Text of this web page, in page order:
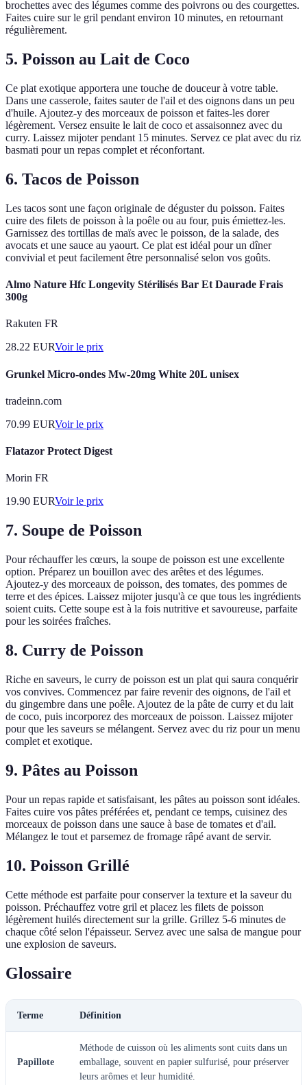
brochettes avec des légumes comme des poivrons ou des courgettes.
Faites cuire sur le gril pendant environ 10 minutes, en retournant
régulièrement.
5. Poisson au Lait de Coco
Ce plat exotique apportera une touche de douceur à votre table.
Dans une casserole, faites sauter de l'ail et des oignons dans un peu
d'huile. Ajoutez-y des morceaux de poisson et faites-les dorer
légèrement. Versez ensuite le lait de coco et assaisonnez avec du
curry. Laissez mijoter pendant 15 minutes. Servez ce plat avec du riz
basmati pour un repas complet et réconfortant.
6. Tacos de Poisson
Les tacos sont une façon originale de déguster du poisson. Faites
cuire des filets de poisson à la poêle ou au four, puis émiettez-les.
Garnissez des tortillas de maïs avec le poisson, de la salade, des
avocats et une sauce au yaourt. Ce plat est idéal pour un dîner
convivial et peut facilement être personnalisé selon vos goûts.
Almo Nature Hfc Longevity Stérilisés Bar Et Daurade Frais
300g
Rakuten FR
28.22 EURVoir le prix
Grunkel Micro-ondes Mw-20mg White 20L unisex
tradeinn.com
70.99 EURVoir le prix
Flatazor Protect Digest
Morin FR
19.90 EURVoir le prix
7. Soupe de Poisson
Pour réchauffer les cœurs, la soupe de poisson est une excellente
option. Préparez un bouillon avec des arêtes et des légumes.
Ajoutez-y des morceaux de poisson, des tomates, des pommes de
terre et des épices. Laissez mijoter jusqu'à ce que tous les ingrédients
soient cuits. Cette soupe est à la fois nutritive et savoureuse, parfaite
pour les soirées fraîches.
8. Curry de Poisson
Riche en saveurs, le curry de poisson est un plat qui saura conquérir
vos convives. Commencez par faire revenir des oignons, de l'ail et
du gingembre dans une poêle. Ajoutez de la pâte de curry et du lait
de coco, puis incorporez des morceaux de poisson. Laissez mijoter
pour que les saveurs se mélangent. Servez avec du riz pour un menu
complet et exotique.
9. Pâtes au Poisson
Pour un repas rapide et satisfaisant, les pâtes au poisson sont idéales.
Faites cuire vos pâtes préférées et, pendant ce temps, cuisinez des
morceaux de poisson dans une sauce à base de tomates et d'ail.
Mélangez le tout et parsemez de fromage râpé avant de servir.
10. Poisson Grillé
Cette méthode est parfaite pour conserver la texture et la saveur du
poisson. Préchauffez votre gril et placez les filets de poisson
légèrement huilés directement sur la grille. Grillez 5-6 minutes de
chaque côté selon l'épaisseur. Servez avec une salsa de mangue pour
une explosion de saveurs.
Glossaire
Terme Définition
Papillote
Méthode de cuisson où les aliments sont cuits dans un
emballage, souvent en papier sulfurisé, pour préserver
leurs arômes et leur humidité.